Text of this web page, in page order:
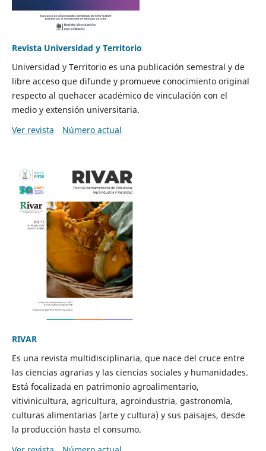
Revista Universidad y Territorio
Universidad y Territorio es una publicación semestral y de
libre acceso que difunde y promueve conocimiento original
respecto al quehacer académico de vinculación con el
medio y extensión universitaria.
Ver revista
Número actual
RIVAR
Es una revista multidisciplinaria, que nace del cruce entre
las ciencias agrarias y las ciencias sociales y humanidades.
Está focalizada en patrimonio agroalimentario,
vitivinicultura, agricultura, agroindustria, gastronomía,
culturas alimentarias (arte y cultura) y sus paisajes, desde
la producción hasta el consumo.